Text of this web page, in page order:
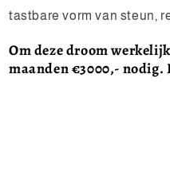
tastbare vorm van steun,
Om deze droom
maanden €3000,-